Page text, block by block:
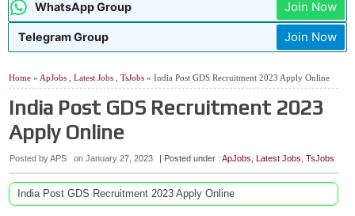
WhatsApp Group Join Now
Telegram Group Join Now
Home » ApJobs Latest Jobs TsJobs » India Post GDS Recruitment 2023 Apply Online
India Post GDS Recruitment 2023
Apply Online
Posted by APS on January 27, 2023 | Posted under : ApJobs Latest Jobs TsJobs
India Post GDS Recruitment 2023 Apply Online